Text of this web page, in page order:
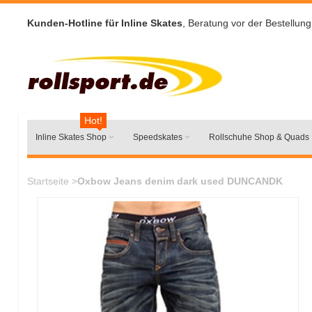
Kunden-Hotline für Inline Skates , Beratung vor der
Inline Skates Shop
Hot!
Speedskates Rollschuhe Shop & Quads
Startseite >Oxbow Jeans denim dark used DUNCANDK